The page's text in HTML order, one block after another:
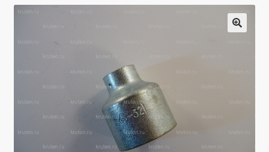
Мой аккаунт
Политика в отношении обработки персональных
Производители
Юридические данные